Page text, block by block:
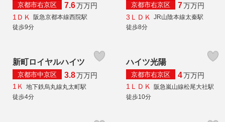
京都市右京区 7.6万万円
1ＤＫ
阪急京都本線西院駅
徒歩9分
京都市右京区 7万万円
3ＬＤＫ
JR山陰本線太秦駅
徒歩8分
新町ロイヤルハイツ
京都市中京区 3.8万万円
1Ｋ 地下鉄烏丸線丸太町駅
徒歩4分
ハイツ光陽
京都市右京区 4万万円
1ＬＤＫ 阪急嵐山線松尾大社駅
徒歩10分